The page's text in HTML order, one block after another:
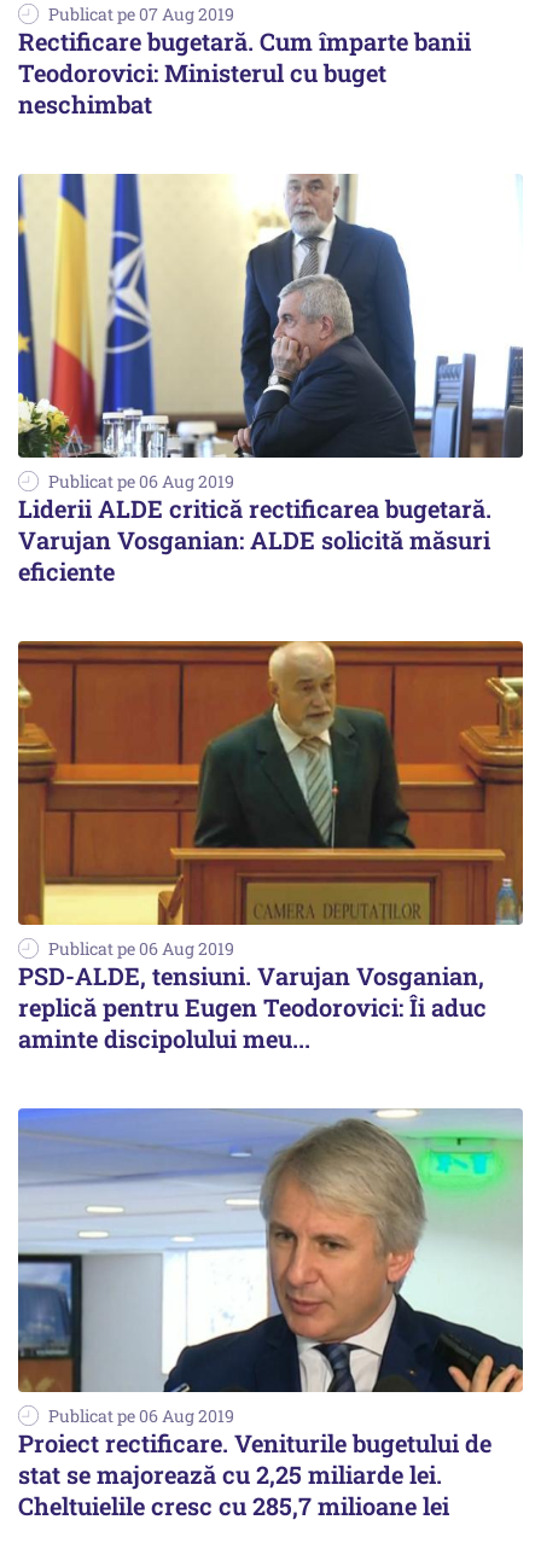
Publicat pe 07 Aug 2019
Rectificare bugetară. Cum împarte banii
Teodorovici: Ministerul cu buget
neschimbat
Publicat pe 06 Aug 2019
Liderii ALDE critică rectificarea bugetară.
Varujan Vosganian: ALDE solicită măsuri
eficiente
Publicat pe 06 Aug 2019
PSD-ALDE, tensiuni. Varujan Vosganian,
replică pentru Eugen Teodorovici: Îi aduc
aminte discipolului meu...
Publicat pe 06 Aug 2019
Proiect rectificare. Veniturile bugetului de
stat se majorează cu 2,25 miliarde lei.
Cheltuielile cresc cu 285,7 milioane lei